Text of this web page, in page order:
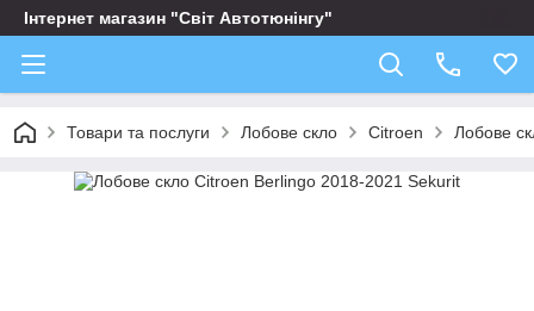
Інтернет магазин "Світ Автотюнінгу"
Товари та послуги Лобове скло Citroen Лобове